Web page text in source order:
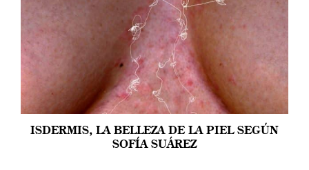
ISDERMIS, LA BELLEZA DE LA PIEL SEGÚN
SOFÍA SUÁREZ